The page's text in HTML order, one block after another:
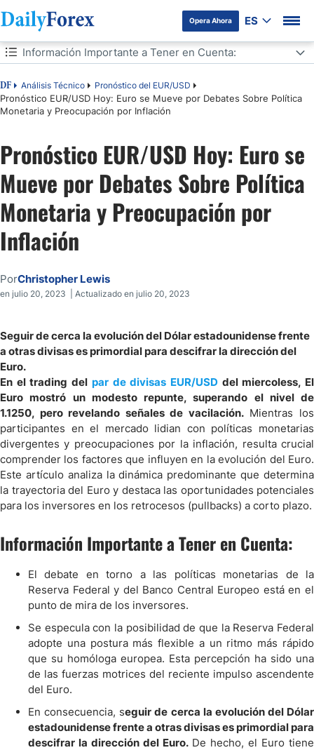
Opera Ahora ES
Tabla de contenidos
DF Análisis Técnico Pronóstico del EUR/USD
Pronóstico EUR/USD Hoy: Euro se Mueve por Debates Sobre Política
Monetaria y Preocupación por Inflación
Información Importante a Tener en Cuenta:
Información Importante a Tener en Cuenta:
Pronóstico EUR/USD Hoy: Euro se
Mueve por Debates Sobre Política
Monetaria y Preocupación por
Inflación
PorChristopher Lewis
en julio 20, 2023 | Actualizado en julio 20, 2023
Seguir de cerca la evolución del Dólar estadounidense frente
a otras divisas es primordial para descifrar la dirección del
Euro.
En el trading del par de divisas EUR/USDdel miercoless, El
Euro mostró un modesto repunte, superando el nivel de
1.1250, pero revelando señales de vacilación.Mientras los
participantes en el mercado lidian con políticas monetarias
divergentes y preocupaciones por la inflación, resulta crucial
comprender los factores que influyen en la evolución del Euro.
Este artículo analiza la dinámica predominante que determina
la trayectoria del Euro y destaca las oportunidades potenciales
para los inversores en los retrocesos (pullbacks) a corto plazo.
Información Importante a Tener en Cuenta:
El debate en torno a las políticas monetarias de la
Reserva Federal y del Banco Central Europeo está en el
punto de mira de los inversores.
Se especula con la posibilidad de que la Reserva Federal
adopte una postura más flexible a un ritmo más rápido
que su homóloga europea. Esta percepción ha sido una
de las fuerzas motrices del reciente impulso ascendente
del Euro.
En consecuencia, seguir de cerca la evolución del Dólar
estadounidense frente a otras divisas es primordial para
descifrar la dirección del Euro. De hecho, el Euro tiene